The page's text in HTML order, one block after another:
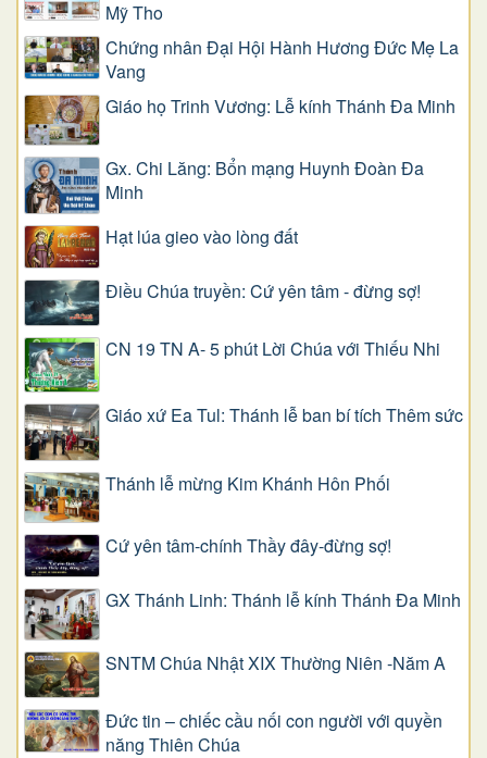
Mỹ Tho
Chứng nhân Đại Hội Hành Hương Đức Mẹ La
Vang
Giáo họ Trinh Vương: Lễ kính Thánh Đa Minh
Gx. Chi Lăng: Bổn mạng Huynh Đoàn Đa
Minh
Hạt lúa gieo vào lòng đất
Điều Chúa truyền: Cứ yên tâm - đừng sợ!
CN 19 TN A- 5 phút Lời Chúa với Thiếu Nhi
Giáo xứ Ea Tul: Thánh lễ ban bí tích Thêm sức
Thánh lễ mừng Kim Khánh Hôn Phối
Cứ yên tâm-chính Thầy đây-đừng sợ!
GX Thánh Linh: Thánh lễ kính Thánh Đa Minh
SNTM Chúa Nhật XIX Thường Niên -Năm A
Đức tin – chiếc cầu nối con người với quyền
năng Thiên Chúa